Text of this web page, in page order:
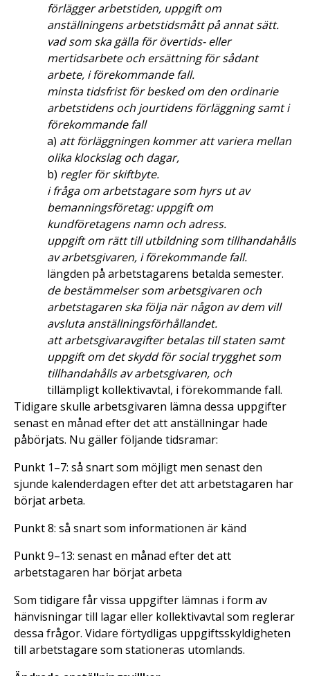
förlägger arbetstiden, uppgift om
anställningens arbetstidsmått på annat sätt.
vad som ska gälla för övertids- eller
mertidsarbete och ersättning för sådant
arbete, i förekommande fall.
minsta tidsfrist för besked om den ordinarie
arbetstidens och jourtidens förläggning samt i
förekommande fall
a) att förläggningen kommer att variera mellan
olika klockslag och dagar,
b) regler för skiftbyte.
i fråga om arbetstagare som hyrs ut av
bemanningsföretag: uppgift om
kundföretagens namn och adress.
uppgift om rätt till utbildning som tillhandahålls
av arbetsgivaren, i förekommande fall.
längden på arbetstagarens betalda semester.
de bestämmelser som arbetsgivaren och
arbetstagaren ska följa när någon av dem vill
avsluta anställningsförhållandet.
att arbetsgivaravgifter betalas till staten samt
uppgift om det skydd för social trygghet som
tillhandahålls av arbetsgivaren, och
tillämpligt kollektivavtal, i förekommande fall.
Tidigare skulle arbetsgivaren lämna dessa uppgifter
senast en månad efter det att anställningar hade
påbörjats. Nu gäller följande tidsramar:
Punkt 1–7: så snart som möjligt men senast den
sjunde kalenderdagen efter det att arbetstagaren har
börjat arbeta.
Punkt 8: så snart som informationen är känd
Punkt 9–13: senast en månad efter det att
arbetstagaren har börjat arbeta
Som tidigare får vissa uppgifter lämnas i form av
hänvisningar till lagar eller kollektivavtal som reglerar
dessa frågor. Vidare förtydligas uppgiftsskyldigheten
till arbetstagare som stationeras utomlands.